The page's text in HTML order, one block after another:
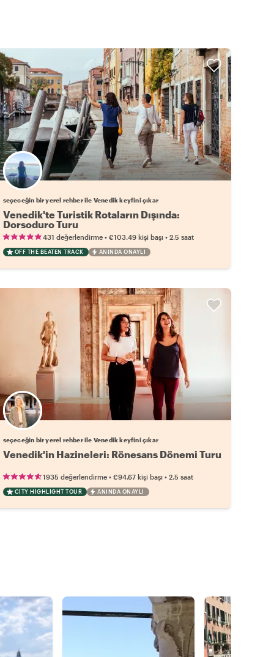
Favori yerel rehberini seç
seçeceğin bir yerel rehber ile Venedik keyfini çıkar
Venedik'te Turistik Rotaların Dışında:
Dorsoduro Turu
431 değerlendirme• €103.49 kişi başı• 2.5 saat
OFF THE BEATEN TRACK ANINDA ONAYLI
Favori yerel rehberini seç
seçeceğin bir yerel rehber ile Venedik keyfini çıkar
Venedik'in Hazineleri: Rönesans Dönemi Turu
1935 değerlendirme• €94.67 kişi başı• 2.5 saat
CITY HIGHLIGHT TOUR ANINDA ONAYLI